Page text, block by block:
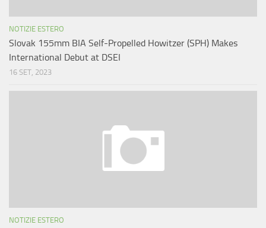
NOTIZIE ESTERO
Slovak 155mm BIA Self-Propelled Howitzer (SPH) Makes
International Debut at DSEI
16 SET, 2023
NOTIZIE ESTERO